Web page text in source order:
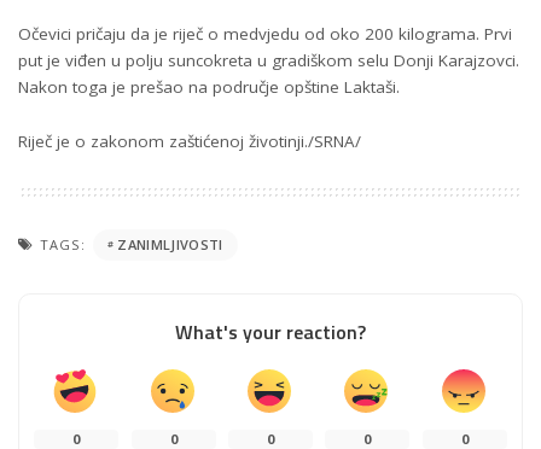
Očevici pričaju da je riječ o medvjedu od oko 200 kilograma. Prvi
put je viđen u polju suncokreta u gradiškom selu Donji Karajzovci.
Nakon toga je prešao na područje opštine Laktaši.
Riječ je o zakonom zaštićenoj životinji./SRNA/
TAGS: ZANIMLJIVOSTI
What's your reaction?
0 0 0 0 0